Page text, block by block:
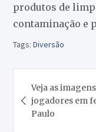
produtos de
contaminação e
Tags: Diversão
de
Post
Veja as
jogadores em
Paulo